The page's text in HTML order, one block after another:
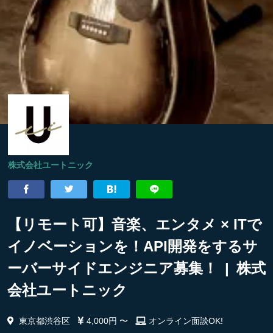
株式会社ユートニック
【リモート可】音楽、エンタメ × ITで
イノベーションを！API開発をするサ
ーバーサイドエンジニア募集！ | 株式
会社ユートニック
東京都渋谷区 4,000円 〜 オンライン面談OK!